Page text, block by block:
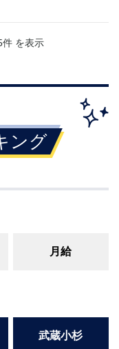
件 を表示
ング
月給
武蔵小杉